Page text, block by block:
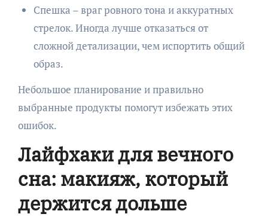
Спешка – враг ровного тона и аккуратных
стрелок. Иногда лучше отказаться от
сложной детализации, чем испортить общий
образ.
Небольшое планирование и правильно
выбранные продукты помогут избежать этих
ошибок.
Лайфхаки для вечного
сна: макияж, который
держится дольше